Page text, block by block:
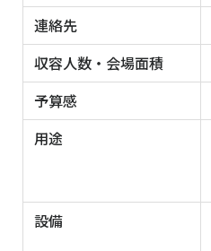
連絡先
収容人数・会場面積
予算感
用途
設備